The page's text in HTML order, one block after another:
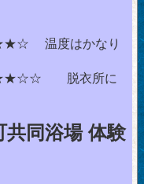
温度はかなり
脱衣所に
同浴場 体験